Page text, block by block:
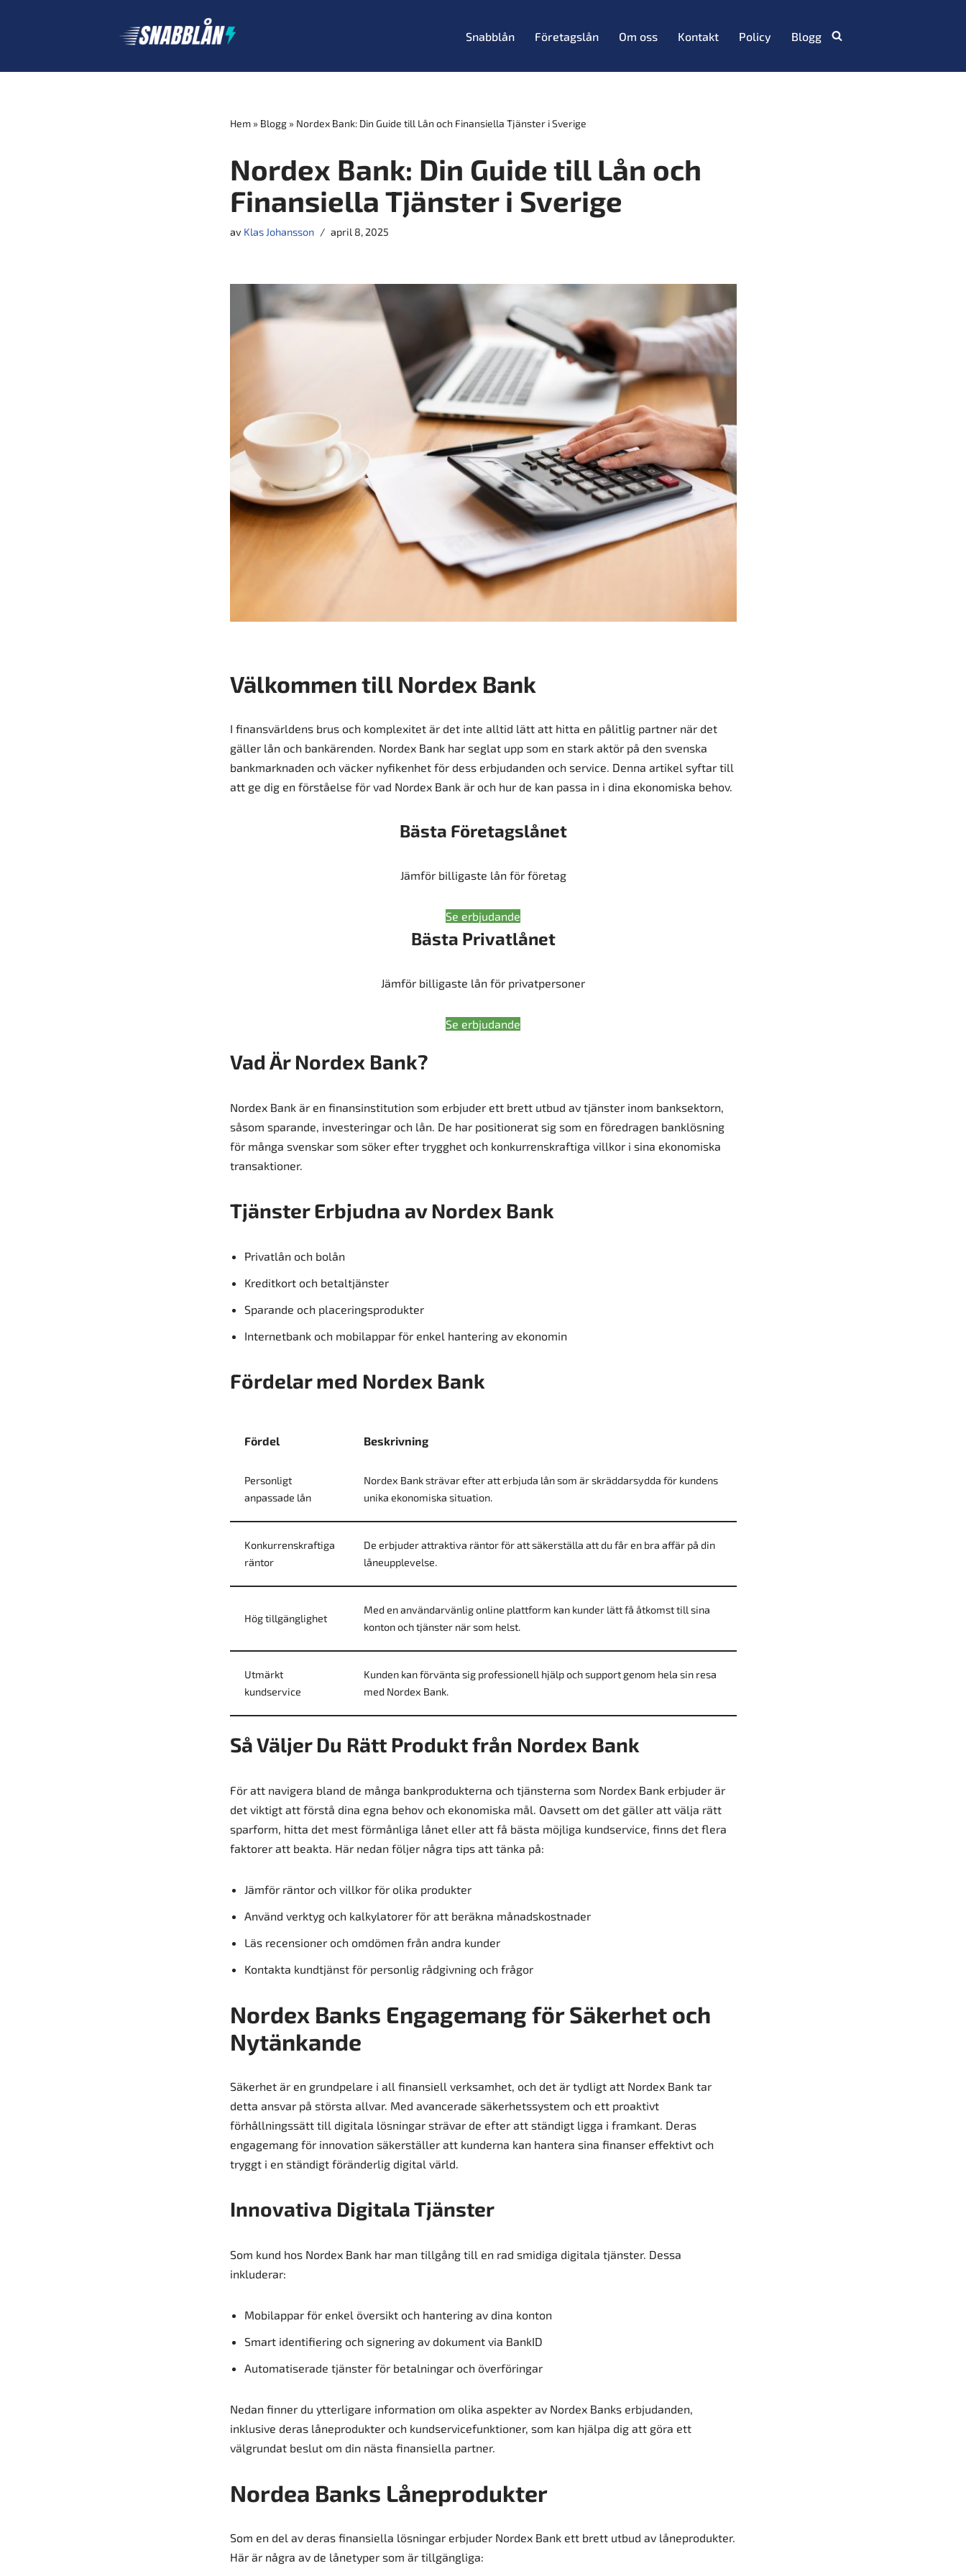
Snabblån Företagslån Om oss Kontakt Policy Blogg
Hem» Blogg» Nordex Bank: Din Guide till Lån och Finansiella Tjänster i Sverige
Nordex Bank: Din Guide till Lån och
Finansiella Tjänster i Sverige
av Klas Johansson april 8, 2025
Välkommen till Nordex Bank
I finansvärldens brus och komplexitet är det inte alltid lätt att hitta en pålitlig partner när det
gäller lån och bankärenden. Nordex Bank har seglat upp som en stark aktör på den svenska
bankmarknaden och väcker nyfikenhet för dess erbjudanden och service. Denna artikel syftar till
att ge dig en förståelse för vad Nordex Bank är och hur de kan passa in i dina ekonomiska behov.
Bästa Företagslånet
Jämför billigaste lån för företag
Se erbjudande
Bästa Privatlånet
Jämför billigaste lån för privatpersoner
Se erbjudande
Vad Är Nordex Bank?
Nordex Bank är en finansinstitution som erbjuder ett brett utbud av tjänster inom banksektorn,
såsom sparande, investeringar och lån. De har positionerat sig som en föredragen banklösning
för många svenskar som söker efter trygghet och konkurrenskraftiga villkor i sina ekonomiska
transaktioner.
Tjänster Erbjudna av Nordex Bank
Privatlån och bolån
Kreditkort och betaltjänster
Sparande och placeringsprodukter
Internetbank och mobilappar för enkel hantering av ekonomin
Fördelar med Nordex Bank
Fördel Beskrivning
Personligt
anpassade lån
Nordex Bank strävar efter att erbjuda lån som är skräddarsydda för kundens
unika ekonomiska situation.
Konkurrenskraftiga
räntor
De erbjuder attraktiva räntor för att säkerställa att du får en bra affär på din
låneupplevelse.
Hög tillgänglighet
Med en användarvänlig online plattform kan kunder lätt få åtkomst till sina
konton och tjänster när som helst.
Utmärkt
kundservice
Kunden kan förvänta sig professionell hjälp och support genom hela sin resa
med Nordex Bank.
Så Väljer Du Rätt Produkt från Nordex Bank
För att navigera bland de många bankprodukterna och tjänsterna som Nordex Bank erbjuder är
det viktigt att förstå dina egna behov och ekonomiska mål. Oavsett om det gäller att välja rätt
sparform, hitta det mest förmånliga lånet eller att få bästa möjliga kundservice, finns det flera
faktorer att beakta. Här nedan följer några tips att tänka på:
Jämför räntor och villkor för olika produkter
Använd verktyg och kalkylatorer för att beräkna månadskostnader
Läs recensioner och omdömen från andra kunder
Kontakta kundtjänst för personlig rådgivning och frågor
Nordex Banks Engagemang för Säkerhet och
Nytänkande
Säkerhet är en grundpelare i all finansiell verksamhet, och det är tydligt att Nordex Bank tar
detta ansvar på största allvar. Med avancerade säkerhetssystem och ett proaktivt
förhållningssätt till digitala lösningar strävar de efter att ständigt ligga i framkant. Deras
engagemang för innovation säkerställer att kunderna kan hantera sina finanser effektivt och
tryggt i en ständigt föränderlig digital värld.
Innovativa Digitala Tjänster
Som kund hos Nordex Bank har man tillgång till en rad smidiga digitala tjänster. Dessa
inkluderar:
Mobilappar för enkel översikt och hantering av dina konton
Smart identifiering och signering av dokument via BankID
Automatiserade tjänster för betalningar och överföringar
Nedan finner du ytterligare information om olika aspekter av Nordex Banks erbjudanden,
inklusive deras låneprodukter och kundservicefunktioner, som kan hjälpa dig att göra ett
välgrundat beslut om din nästa finansiella partner.
Nordea Banks Låneprodukter
Som en del av deras finansiella lösningar erbjuder Nordex Bank ett brett utbud av låneprodukter.
Här är några av de lånetyper som är tillgängliga: